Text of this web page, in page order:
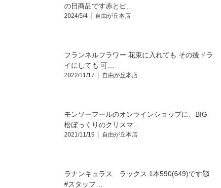
の日商品です️赤とピ…
2024/5/4 自由が丘本店
フランネルフラワー‪️ 花束に入れても その後ドラ
イにしても 可…
2022/11/17 自由が丘本店
モンソーフールのオンラインショップに、BIG
松ぼっくりのクリスマ…
2021/11/19 自由が丘本店
ラナンキュラス ラックス 1本590(649)です🥰
#スタッフ…